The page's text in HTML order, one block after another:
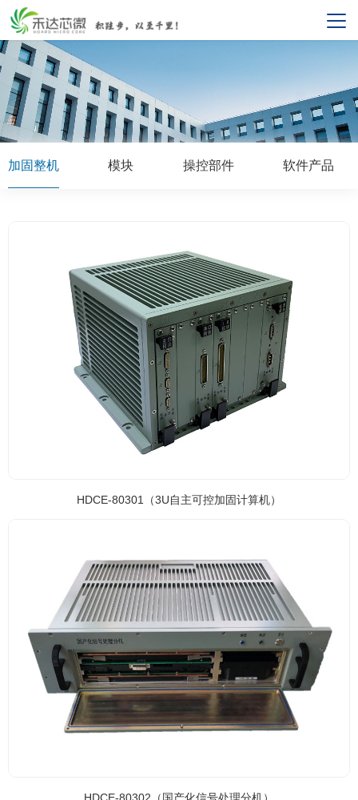
加固整机 模块 操控部件 软件产品
HDCE-80301（3U自主可控加固计算机）
HDCE-80301（3U自主可控加固计算机）
HDCE-80302（国产化信号处理分机）